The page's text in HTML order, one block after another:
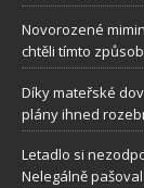
Novorozené
chtěli tímto
Díky mateřské
plány ihned
Letadlo si
Nelegálně